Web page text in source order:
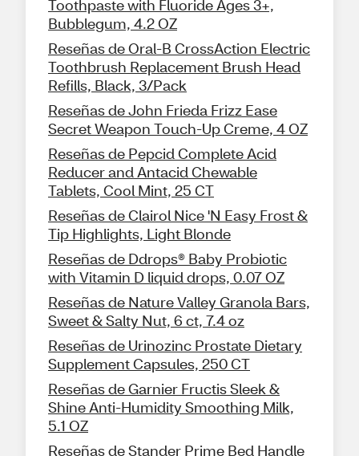
Toothpaste with Fluoride Ages 3+,
Bubblegum, 4.2 OZ
Reseñas de Oral-B CrossAction Electric
Toothbrush Replacement Brush Head
Refills, Black, 3/Pack
Reseñas de John Frieda Frizz Ease
Secret Weapon Touch-Up Creme, 4 OZ
Reseñas de Pepcid Complete Acid
Reducer and Antacid Chewable
Tablets, Cool Mint, 25 CT
Reseñas de Clairol Nice 'N Easy Frost &
Tip Highlights, Light Blonde
Reseñas de Ddrops® Baby Probiotic
with Vitamin D liquid drops, 0.07 OZ
Reseñas de Nature Valley Granola Bars,
Sweet & Salty Nut, 6 ct, 7.4 oz
Reseñas de Urinozinc Prostate Dietary
Supplement Capsules, 250 CT
Reseñas de Garnier Fructis Sleek &
Shine Anti-Humidity Smoothing Milk,
5.1 OZ
Reseñas de Stander Prime Bed Handle